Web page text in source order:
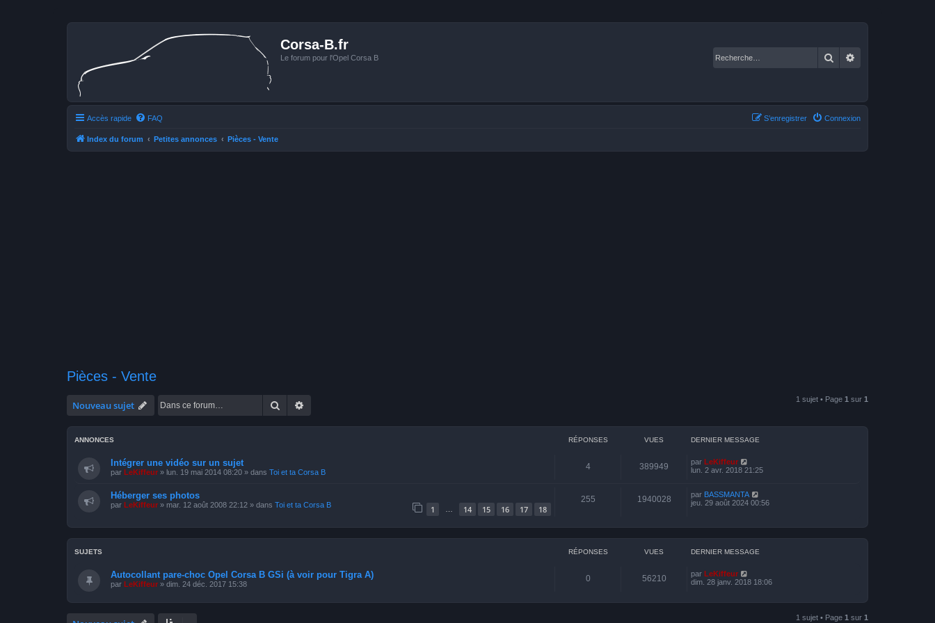
Corsa-B.fr
Le forum pour l'Opel Corsa B Rechercher
Accès rapide FAQ Connexion
S’enregistrer
Index du forum Petites annonces Pièces - Vente
Pièces - Vente
Nouveau sujet Rechercher 1 sujet • Page 1 sur 1
ANNONCES RÉPONSES VUES DERNIER MESSAGE
Intégrer une vidéo sur un sujet
par LeKiffeur » lun. 19 mai 2014 08:20 » dans Toi et ta Corsa B
4 389949 par LeKiffeur
lun. 2 avr. 2018 21:25
Héberger ses photos
par LeKiffeur » mar. 12 août 2008 22:12 » dans Toi et ta Corsa B 1 14 15 16 17 18
255 1940028 par BASSMANTA
jeu. 29 août 2024 00:56
SUJETS RÉPONSES VUES DERNIER MESSAGE
Autocollant pare-choc Opel Corsa B GSi (à voir pour Tigra A)
par LeKiffeur » dim. 24 déc. 2017 15:38
0 56210 par LeKiffeur
dim. 28 janv. 2018 18:06
1 sujet • Page 1 sur 1